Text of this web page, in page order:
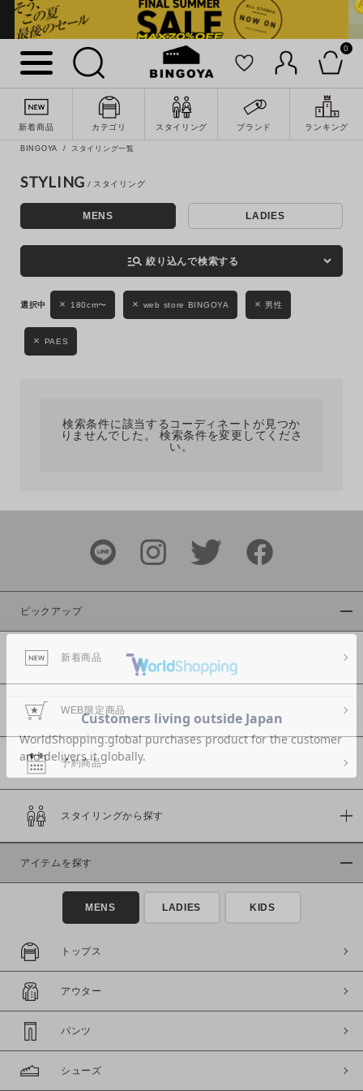
0
新着商品 カテゴリ スタイリング ブランド ランキング
詳細検索
キーワード
性別
MENS LADIES KIDS
ブランド
カラー
商品タイプ
通常商品
セール価格 WEB限定
在庫
在庫あり
BINGOYA スタイリング一覧
STYLING
MENS LADIES
manage_search 絞り込んで検索する
180cm〜 web store BINGOYA 男性
PAES
検索条件に該当するコーディネートが見つか
りませんでした。 検索条件を変更してくださ
い。
ピックアップ
新着商品
WEB限定商品
予約商品
スタイリングから探す
アイテムを探す
MENS LADIES KIDS
トップス
アウター
パンツ
シューズ